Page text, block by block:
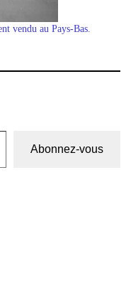
vendu au Pays-Bas.
Abonnez-vous